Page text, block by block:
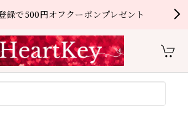
録で500円オフクーポンプレゼント